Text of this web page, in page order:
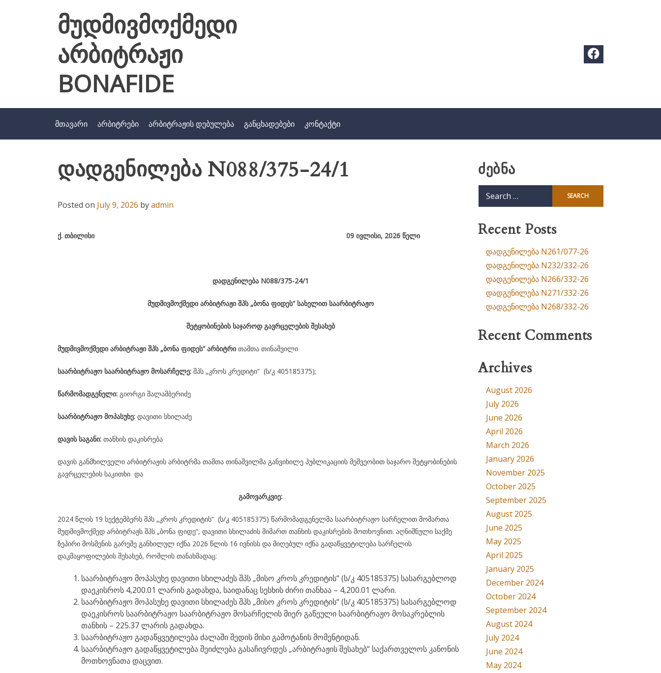
მუდმივმოქმედი
არბიტრაჟი
BONAFIDE
მთავარი არბიტრები არბიტრაჟის დებულება განცხადებები კონტაქტი
დადგენილება N088/375-24/1
Posted on July 9, 2026 byadmin
ქ. თბილისი 09 ივლისი, 2026 წელი
დადგენილება N088/375-24/1
მუდმივმოქმედი არბიტრაჟი შპს „ბონა ფიდეს“ სახელით საარბიტრაჟო
შეტყობინების საჯაროდ გავრცელების შესახებ
მუდმივმოქმედი არბიტრაჟი შპს „ბონა ფიდეს“ არბიტრი თამთა თინაშვილი
საარბიტრაჟო საარბიტრაჟო მოსარჩელე: შპს „კროს კრედიტი“ (ს/კ 405185375);
წარმომადგენელი: გიორგი შალამბერიძე
საარბიტრაჟო მოპასუხე: დავითი სხილაძე
დავის საგანი: თანხის დაკისრება
დავის განმხილველი არბიტრაჟის არბიტრმა თამთა თინაშვილმა განვიხილე პუბლიკაციის მეშვეობით საჯარო შეტყობინების
გავრცელების საკითხი და
გამოვარკვიე:
2024 წლის 19 სექტემბერს შპს „კროს კრედიტის“ (ს/კ 405185375) წარმომადგენელმა საარბიტრაჟო სარჩელით მომართა
მუდმივმოქმედ არბიტრაჟს შპს „ბონა ფიდე“, დავითი სხილაძის მიმართ თანხის დაკისრების მოთხოვნით. აღნიშნული საქმე
ზეპირი მოსმენის გარეშე განხილულ იქნა 2026 წლის 16 ივნისს და მიღებულ იქნა გადაწყვეტილება სარჩელის
დაკმაყოფილების შესახებ, რომლის თანახმადაც:
საარბიტრაჟო მოპასუხე დავითი სხილაძეს შპს „მისო კროს კრედიტის“ (ს/კ 405185375) სასარგებლოდ
დაეკისროს 4,200.01 ლარის გადახდა, საიდანაც სესხის ძირი თანხაა – 4,200.01 ლარი.
საარბიტრაჟო მოპასუხე დავითი სხილაძეს შპს „მისო კროს კრედიტის“ (ს/კ 405185375) სასარგებლოდ
დაეკისროს საარბიტრაჟო საარბიტრაჟო მოსარჩელის მიერ გაწეული საარბიტრაჟო მოსაკრებლის
თანხის – 225.37 ლარის გადახდა.
საარბიტრაჟო გადაწყვეტილება ძალაში შედის მისი გამოტანის მომენტიდან.
საარბიტრაჟო გადაწყვეტილება შეიძლება გასაჩივრდეს „არბიტრაჟის შესახებ“ საქართველოს კანონის
მოთხოვნათა დაცვით.
ძებნა
Recent Posts
დადგენილება N261/077-26
დადგენილება N232/332-26
დადგენილება N266/332-26
დადგენილება N271/332-26
დადგენილება N268/332-26
Recent Comments
Archives
August 2026
July 2026
June 2026
April 2026
March 2026
January 2026
November 2025
October 2025
September 2025
August 2025
June 2025
May 2025
April 2025
January 2025
December 2024
October 2024
September 2024
August 2024
July 2024
June 2024
May 2024